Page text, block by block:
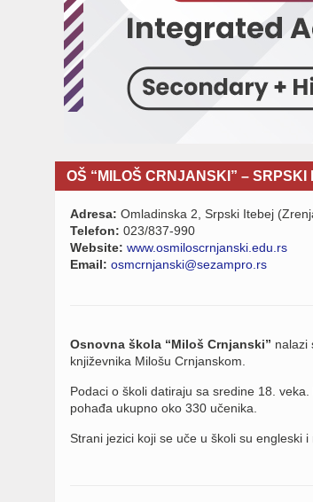
OŠ “MILOŠ CRNJANSKI” – SRPSKI
Adresa: Omladinska 2, Srpski Itebej
Telefon: 023/837-990
Website: www.osmiloscrnjanski.edu.rs
Email: osmcrnjanski@sezampro.rs
Osnovna škola “Miloš Crnjanski” nalazi
književnika Milošu Crnjanskom.
Podaci o školi datiraju sa sredine 18.
pohađa ukupno oko 330 učenika.
Strani jezici koji se uče u školi su engleski